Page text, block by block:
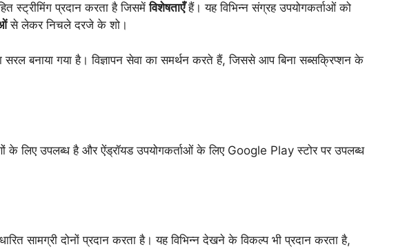
स्ट्रीमिंग प्रदान करता है जिसमेंविशेषताएँहैं। यह विभिन्न संग्रह उपयोगकर्ताओं को
से लेकर निचले दरजे के शो।
बनाया गया है। विज्ञापन सेवा का समर्थन करते हैं, जिससे आप बिना सब्सक्रिप्शन के
के लिए उपलब्ध है और ऐंड्रॉयड उपयोगकर्ताओं के लिए Google Play स्टोर पर उपलब्ध
सामग्री दोनों प्रदान करता है। यह विभिन्न देखने के विकल्प भी प्रदान करता है,